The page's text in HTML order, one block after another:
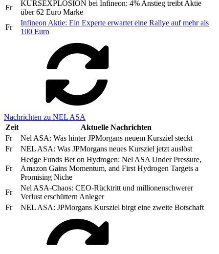
Fr
KURSEXPLOSION bei Infineon: 4% Anstieg treibt Aktie
über 62 Euro Marke
Fr
Infineon Aktie: Ein Experte erwartet eine Rallye auf mehr als
100 Euro
Nachrichten zu NEL ASA
Zeit
Aktuelle Nachrichten
Fr
Nel ASA: Was hinter JPMorgans neuem Kursziel steckt
Fr
NEL ASA: Was JPMorgans neues Kursziel jetzt auslöst
Fr
Hedge Funds Bet on Hydrogen: Nel ASA Under Pressure,
Amazon Gains Momentum, and First Hydrogen Targets a
Promising Niche
Fr
Nel ASA-Chaos: CEO-Rücktritt und millionenschwerer
Verlust erschüttern Anleger
Fr
NEL ASA: JPMorgans Kursziel birgt eine zweite Botschaft